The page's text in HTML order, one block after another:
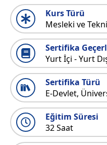
Kurs Türü
Mesleki ve
Sertifika
Yurt İçi - Yurt
Sertifika Türü
E-Devlet,
Eğitim Süresi
32 Saat